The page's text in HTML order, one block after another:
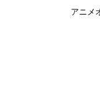
アニメ